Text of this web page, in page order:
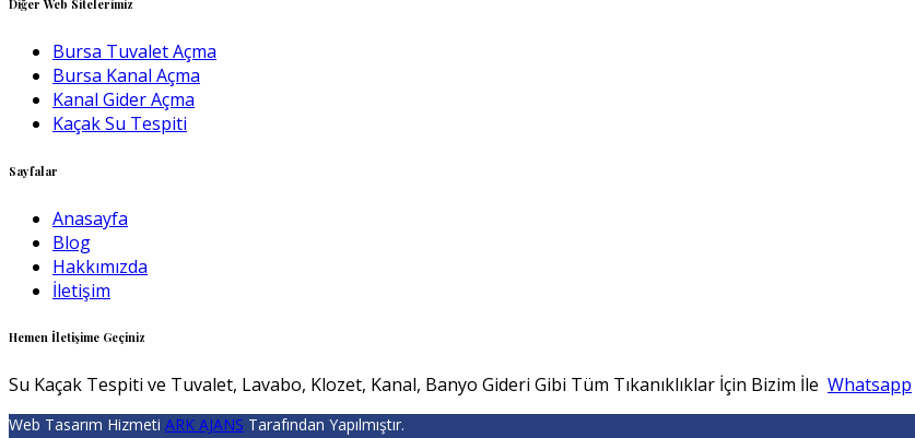
Diğer Web Sitelerimiz
Bursa Tuvalet Açma
Bursa Kanal Açma
Kanal Gider Açma
Kaçak Su Tespiti
Sayfalar
Anasayfa
Blog
Hakkımızda
İletişim
Hemen İletişime Geçiniz
Su Kaçak Tespiti ve Tuvalet, Lavabo, Klozet, Kanal, Banyo Gideri Gibi Tüm Tıkanıklıklar İçin Bizim İle Whatsapp
Web Tasarım Hizmeti ARK AJANS Tarafından Yapılmıştır.